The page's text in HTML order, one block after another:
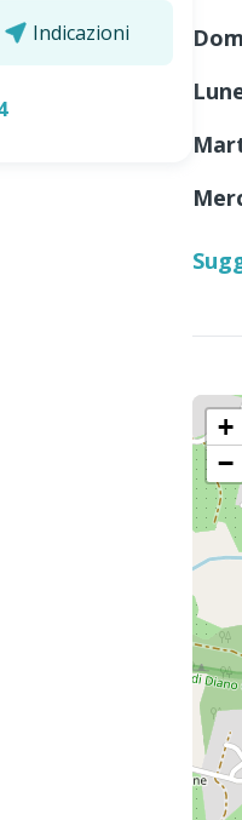
Indicazioni
+
−